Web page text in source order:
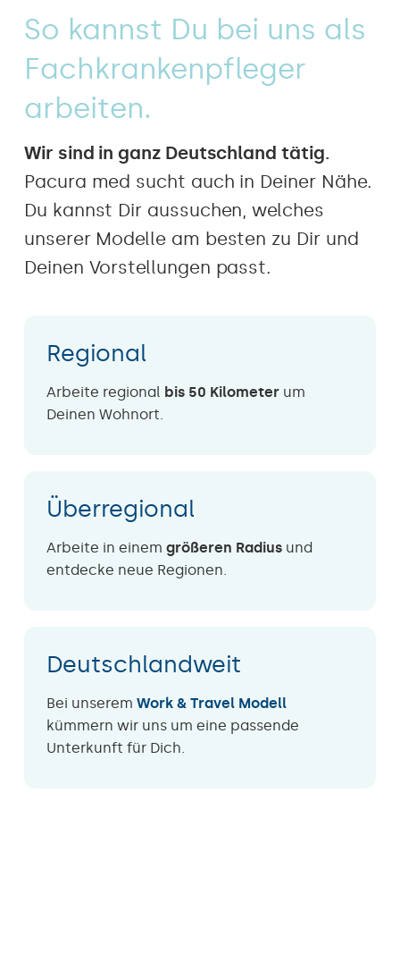
So kannst Du bei uns als
Fachkrankenpfleger
arbeiten.
Wir sind in ganz Deutschland tätig.
Pacura med sucht auch in Deiner Nähe.
Du kannst Dir aussuchen, welches
unserer Modelle am besten zu Dir und
Deinen Vorstellungen passt.
Regional
Arbeite regional bis 50 Kilometer um
Deinen Wohnort.
Überregional
Arbeite in einem größeren Radius und
entdecke neue Regionen.
Deutschlandweit
Bei unserem Work & Travel Modell
kümmern wir uns um eine passende
Unterkunft für Dich.